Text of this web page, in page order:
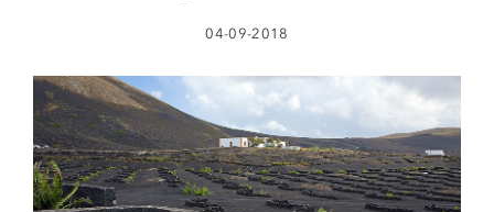
04-09-2018